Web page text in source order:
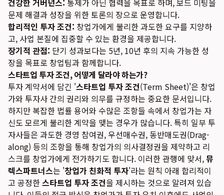
건강한 거버넌스: 통제가 아닌 협력을 목표로 하며, 보드 미팅을
문제 해결과 성장을 위한 토론의 장으로 운영합니다.
합리적인 투자 조건: 창업가에게 불리한 과도한 요구를 지양하
고, 사업 본질에 집중할 수 있는 환경을 제공합니다.
장기적 관점: 단기 성과보다는 5년, 10년 후의 지속 가능한 성
장을 목표로 창업팀과 함께합니다.
스타트업 투자 조건, 어떻게 달라야 하는가?
투자 계약서에 담긴 '스타트업 투자 조건(Term Sheet)'은 창업
가와 투자사 간의 권리와 의무를 규정하는 중요한 문서입니다.
하지만 복잡한 법률 용어와 수많은 조항들 속에서 창업가는 자
신도 모르게 불리한 계약을 맺는 경우가 많습니다. 특히 일부 투
자사들은 과도한 경영 참여권, 우선매수권, 동반매도권(Drag-
along) 등의 조항을 통해 창업가의 의사결정권을 제약하고 리
스크를 창업가에게 전가하기도 합니다. 이러한 관행에 맞서,뮤
렉스파트너스는 '창업가 친화적 투자'라는 원칙 아래 합리적이
고 공정한스타트업 투자 조건을 제시하는 것으로 알려져 있습